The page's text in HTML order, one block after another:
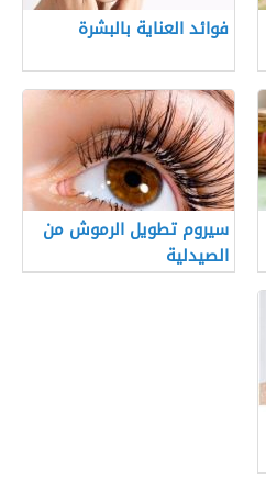
فوائد العناية بالبشرة
سيروم تطويل الرموش من
الصيدلية